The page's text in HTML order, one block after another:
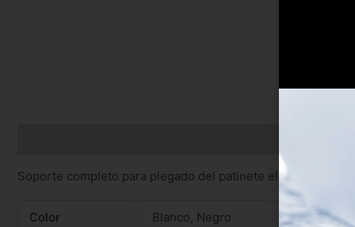
Soporte completo para plegado del patinete electrico
Color Blanco, Negro